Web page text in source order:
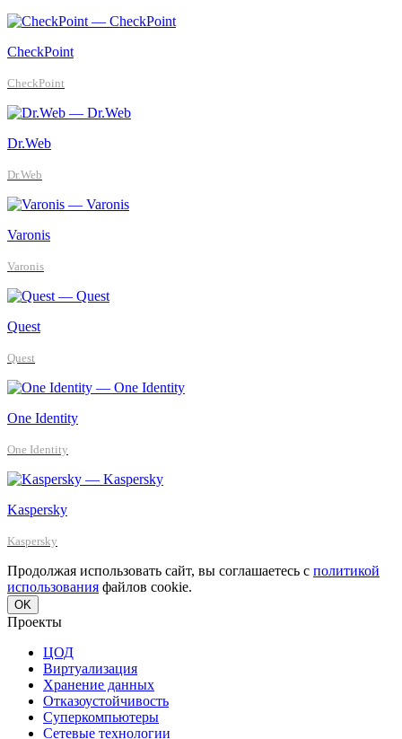
CheckPoint
CheckPoint
Dr.Web
Dr.Web
Varonis
Varonis
Quest
Quest
One Identity
One Identity
Kaspersky
Kaspersky
Продолжая использовать сайт, вы соглашаетесь с политикой
использования файлов cookie.
OK
Проекты
ЦОД
Виртуализация
Хранение данных
Отказоустойчивость
Суперкомпьютеры
Сетевые технологии